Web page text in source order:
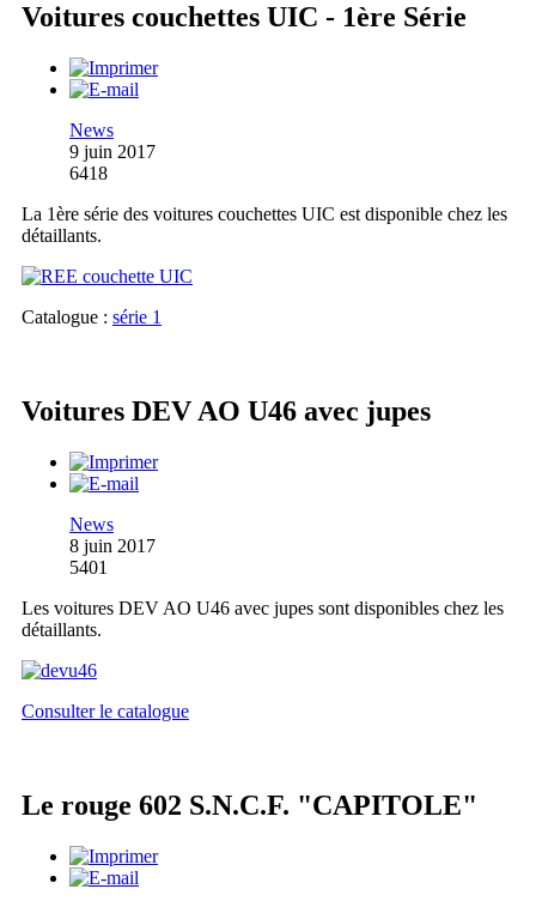
Voitures couchettes UIC - 1ère Série
News
9 juin 2017
6418
La 1ère série des voitures couchettes UIC est disponible chez les
détaillants.
Catalogue : série 1
Voitures DEV AO U46 avec jupes
News
8 juin 2017
5401
Les voitures DEV AO U46 avec jupes sont disponibles chez les
détaillants.
Consulter le catalogue
Le rouge 602 S.N.C.F. "CAPITOLE"